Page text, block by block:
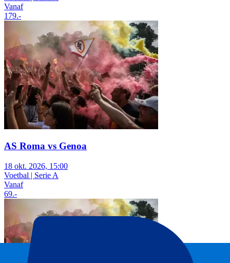
Vanaf
179.-
AS Roma vs Genoa
18 okt. 2026, 15:00
Voetbal | Serie A
Vanaf
69.-